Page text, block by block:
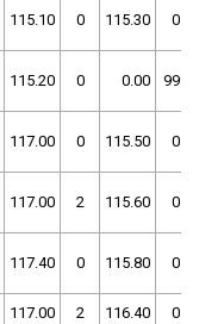
115.10 0 115.30 0
115.20 0 0.00 999
117.00 0 115.50 0
117.00 2 115.60 0
117.40 0 115.80 0
117.00 2 116.40 0